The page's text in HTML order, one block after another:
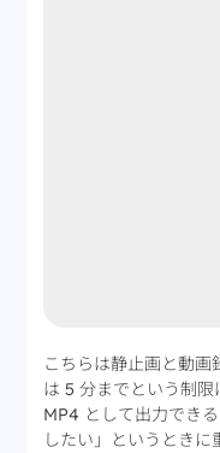
こちらは静止画と動画
は 5 分までという制
MP4 として出力でき
したい」というときに